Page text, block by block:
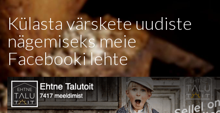
Külasta värskete uudiste
nägemiseks meie
Facebooki lehte